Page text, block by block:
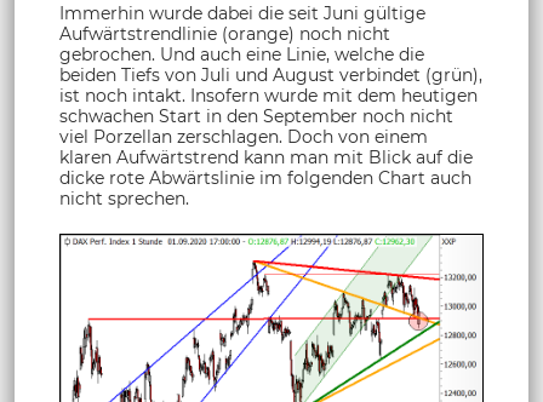
Immerhin wurde dabei die seit Juni gültige
Aufwärtstrendlinie (orange) noch nicht
gebrochen. Und auch eine Linie, welche die
beiden Tiefs von Juli und August verbindet (grün),
ist noch intakt. Insofern wurde mit dem heutigen
schwachen Start in den September noch nicht
viel Porzellan zerschlagen. Doch von einem
klaren Aufwärtstrend kann man mit Blick auf die
dicke rote Abwärtslinie im folgenden Chart auch
nicht sprechen.